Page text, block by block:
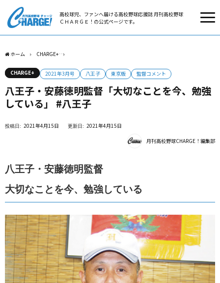
高校球児、ファンへ届ける高校野球応援誌 月刊高校野球
ＣＨＡＲＧＥ！の公式ページです。
ホーム CHARGE+
CHARGE+ 2021年3月号 八王子 東京版 監督コメント
八王子・安藤徳明監督「大切なことを今、勉強
している」 #八王子
2021年4月15日 2021年4月15日
月刊高校野球CHARGE！編集部
八王子・安藤徳明監督
大切なことを今、勉強している